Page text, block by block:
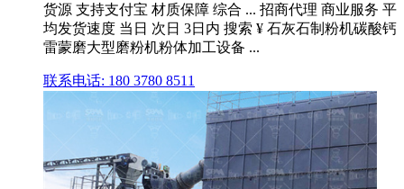
货源 支持支付宝 材质保障 综合 ... 招商代理 商业服务 平
均发货速度 当日 次日 3日内 搜索 ¥ 石灰石制粉机碳酸钙
雷蒙磨大型磨粉机粉体加工设备 ...
联系电话: 180 3780 8511